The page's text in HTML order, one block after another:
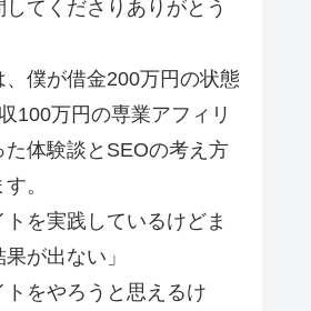
てくださりありがとう
、僕が借金200万円の状態
100万円の専業アフィリ
た体験談とSEOの考え方
。
トを実践しているけどま
が出ない」
トをやろうと思えるけ